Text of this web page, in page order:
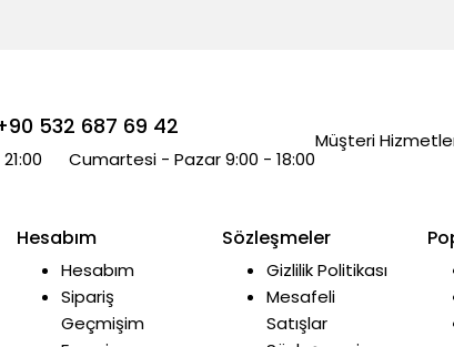
532 687 69 42
Cumartesi - Pazar 9:00 - 18:00
Müşteri
Hesabım
Hesabım
Sipariş
Geçmişim
Sözleşmeler
Gizlilik Politikası
Mesafeli
Satışlar